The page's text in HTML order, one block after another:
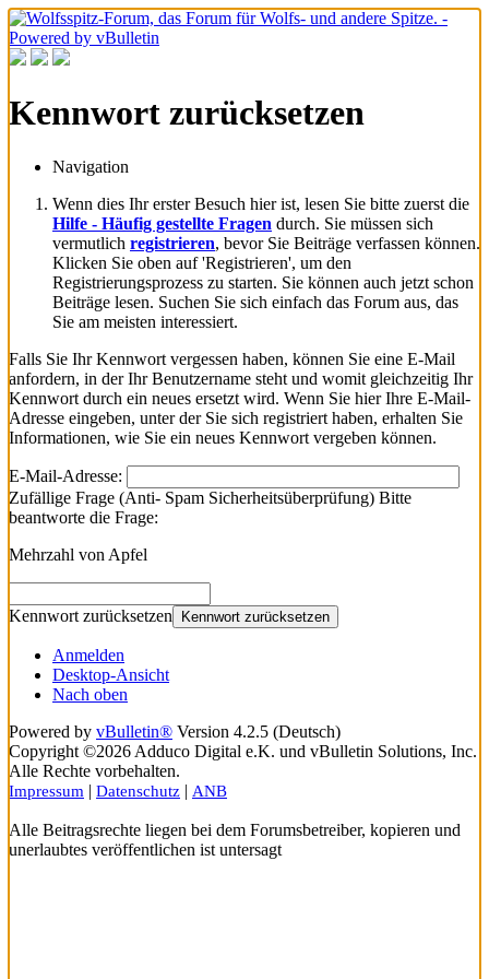
Kennwort zurücksetzen
Navigation
Wenn dies Ihr erster Besuch hier ist, lesen Sie bitte zuerst die
Hilfe - Häufig gestellte Fragen durch. Sie müssen sich
vermutlich registrieren, bevor Sie Beiträge verfassen können.
Klicken Sie oben auf 'Registrieren', um den
Registrierungsprozess zu starten. Sie können auch jetzt schon
Beiträge lesen. Suchen Sie sich einfach das Forum aus, das
Sie am meisten interessiert.
Falls Sie Ihr Kennwort vergessen haben, können Sie eine E-Mail
anfordern, in der Ihr Benutzername steht und womit gleichzeitig Ihr
Kennwort durch ein neues ersetzt wird. Wenn Sie hier Ihre E-Mail-
Adresse eingeben, unter der Sie sich registriert haben, erhalten Sie
Informationen, wie Sie ein neues Kennwort vergeben können.
E-Mail-Adresse:
Zufällige Frage (Anti- Spam Sicherheitsüberprüfung) Bitte
beantworte die Frage:
Mehrzahl von Apfel
Kennwort zurücksetzen Kennwort zurücksetzen
Anmelden
Desktop-Ansicht
Nach oben
Powered by vBulletin® Version 4.2.5 (Deutsch)
Copyright ©2026 Adduco Digital e.K. und vBulletin Solutions, Inc.
Alle Rechte vorbehalten.
Impressum | Datenschutz | ANB
Alle Beitragsrechte liegen bei dem Forumsbetreiber, kopieren und
unerlaubtes veröffentlichen ist untersagt